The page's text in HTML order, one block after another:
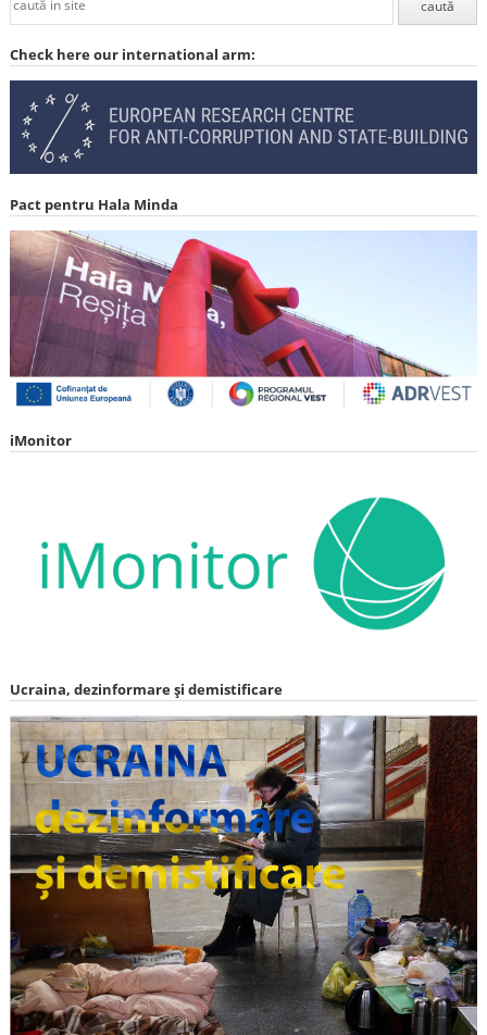
Check here our international arm:
Pact pentru Hala Minda
iMonitor
Ucraina, dezinformare și demistificare